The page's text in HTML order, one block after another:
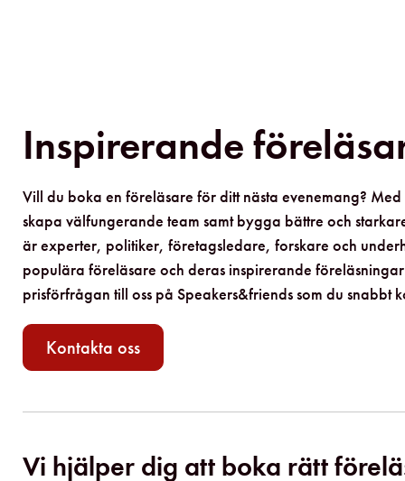
Inspirerande
Vill du boka en föreläsare för ditt nästa evenemang?
skapa välfungerande team samt bygga bättre och
är experter, politiker, företagsledare, forskare och
populära föreläsare och deras inspirerande
prisförfrågan till oss på Speakers&friends som du snabbt
Kontakta oss
Vi hjälper dig att boka rätt